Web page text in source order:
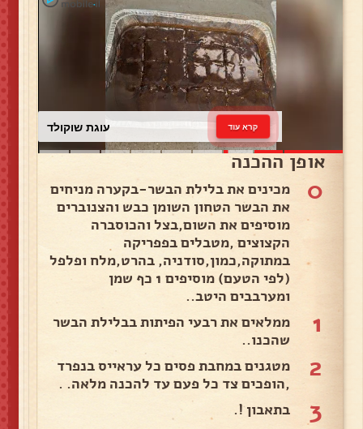
עוגת שוקולד קרא עוד
אופן ההכנה
0
מכינים את בלילת הבשר-בקערה מניחים
את הבשר הטחון השומן כבש והצנוברים
מוסיפים את השום,בצל והכוסברה
הקצוצים ,מטבלים בפפריקה
במתוקה,כמון,סודניה, בהרט,מלח ופלפל
(לפי הטעם) מוסיפים 1 כף שמן
ומערבבים היטב..
1
ממלאים את רבעי הפיתות בבלילת הבשר
שהכנו..
2
מטגנים במחבת פסים כל עראייס בנפרד
,הופכים צד כל פעם עד להכנה מלאה. .
3 בתאבון !.